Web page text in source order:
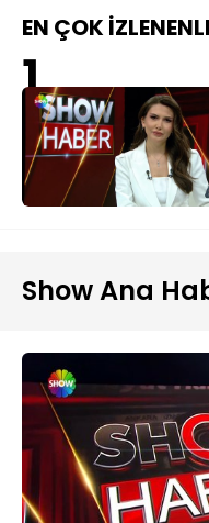
EN ÇOK
1
Show Ana